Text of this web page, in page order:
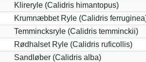
Klireryle (Calidris himantopus)
Krumnæbbet Ryle (Calidris
Temmincksryle (Calidris temminckii)
Rødhalset Ryle (Calidris ruficollis)
Sandløber (Calidris alba)